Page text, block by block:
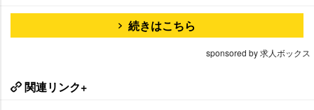
続きはこちら
sponsored by 求人ボックス
関連リンク+